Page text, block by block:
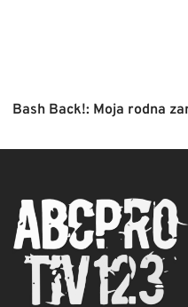
Bash Back!: Moja rodna